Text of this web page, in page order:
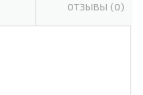
ОТЗЫВЫ (0)